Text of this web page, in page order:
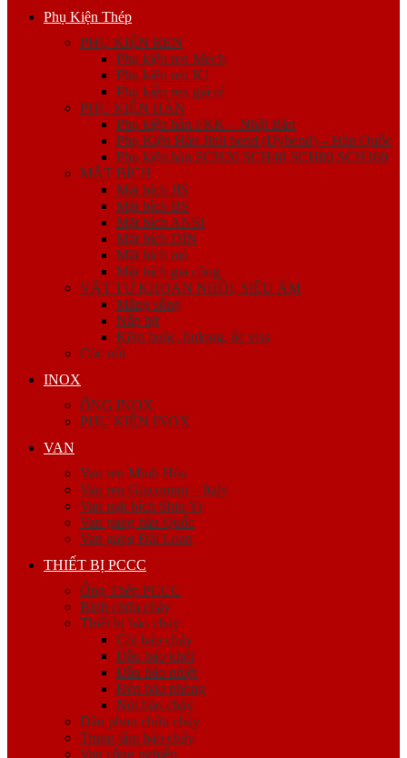
Phụ Kiện Thép
PHỤ KIỆN REN
Phụ kiện ren Mech
Phụ kiện ren K1
Phụ kiện ren giá rẻ
PHỤ KIỆN HÀN
Phụ kiện hàn FKK – Nhật Bản
Phụ Kiện Hàn Jinil bend (Dybend) – Hàn Quốc
Phụ kiện hàn SCH20 SCH40 SCH80 SCH160
MẶT BÍCH
Mặt bích JIS
Mặt bích BS
Mặt bích ANSI
Mặt bích DIN
Mặt bích mù
Mặt bích gia công
VẬT TƯ KHOAN NHỒI, SIÊU ÂM
Măng sông
Nắp bịt
Kẽm buộc, bulong, ốc viss
Cóc nối
INOX
ỐNG INOX
PHỤ KIỆN INOX
VAN
Van ren Minh Hòa
Van ren Giacomini – Italy
Van mặt bích Shin Yi
Van gang hàn Quốc
Van gang Đài Loan
THIẾT BỊ PCCC
Ống Thép PCCC
Bình chữa cháy
Thiết bị báo cháy
Còi báo cháy
Đầu báo khói
Đầu báo nhiệt
Đèn báo phòng
Nút báo cháy
Đầu phun chữa cháy
Trung tâm báo cháy
Van công nghiệp